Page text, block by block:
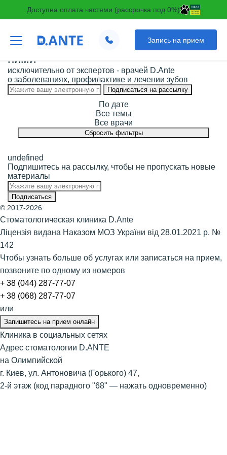
Доступна оплата частями (рассрочка под 0%)
Запись на прием
Статьи о лечении зубов и уходе за
ними
исключительно от экспертов - врачей D.Ante
о заболеваниях, профилактике и лечении зубов
Подписаться на рассылку
По дате
Все темы
Все врачи
Сбросить фильтры
undefined
Подпишитесь на рассылку, чтобы не пропускать новые
материалы
© 2017-2026
Стоматологическая клиника D.Ante
Ліцензія видана Наказом МОЗ України від 28.01.2021 р. №
142
Чтобы узнать больше об услугах или записаться на прием,
позвоните по одному из номеров
​+ 38 (044) 287-77-07
+ 38 (068) 287-77-07
или
Запишитесь на прием онлайн
Клиника в социальных сетях
Адрес стоматологии D.ANTE
на Олимпийской
г. Киев, ул. Антоновича (Горького) 47,
2-й этаж (код парадного "68" — нажать одновременно)